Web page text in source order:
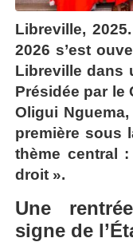
Libreville,
2026 s’est
Libreville dans
Présidée par le
Oligui Nguema
première sous
thème central
droit ».
Une
signe de